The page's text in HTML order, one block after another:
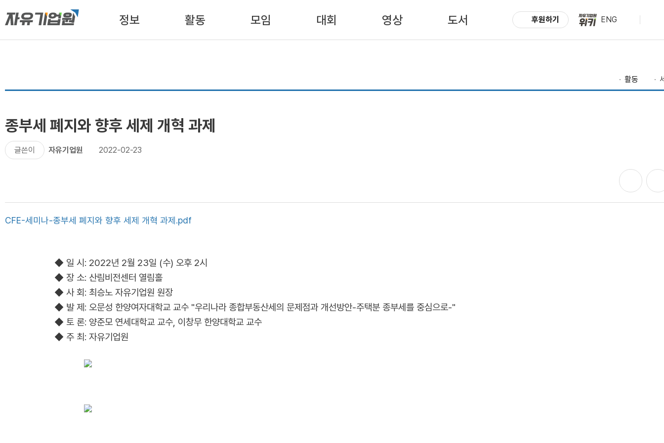
정보 활동 모임 대회 영상 도서 후원하기 ENG
활동
종부세 폐지와 향후 세제 개혁 과제
글쓴이 자유기업원 2022-02-23
CFE-세미나-종부세 폐지와 향후 세제 개혁 과제.pdf
◆ 일 시: 2022년 2월 23일 (수) 오후 2시
◆ 장 소: 산림비전센터 열림홀
◆ 사 회: 최승노 자유기업원 원장
◆ 발 제: 오문성 한양여자대학교 교수 "우리나라 종합부동산세의 문제점과 개선방안-주택분 종부세를 중심으로-"
◆ 토 론: 양준모 연세대학교 교수, 이창무 한양대학교 교수
◆ 주 최: 자유기업원